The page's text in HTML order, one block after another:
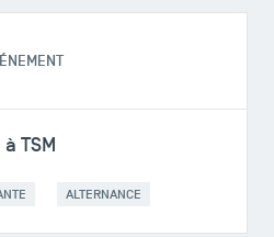
TSM
ALTERNANCE